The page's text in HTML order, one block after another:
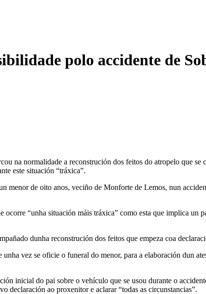
polo accidente de
na normalidade a reconstrución dos feitos do atropelo que
este situación “tráxica”.
menor de oito anos, veciño de Monforte de Lemos, nun
“unha situación máis tráxica” como esta que implica
dunha reconstrución dos feitos que empeza coa
vez se oficie o funeral do menor, para a elaboración dun
inicial do pai sobre o vehículo que se usou durante o
declaración ao proxenitor e aclarar “todas as circunstancias”.